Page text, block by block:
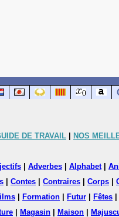
DE TRAVAIL NOS
Adverbes Alphabet|
Contes Contraires Corps
Formation Futur Fêtes
Magasin Maison